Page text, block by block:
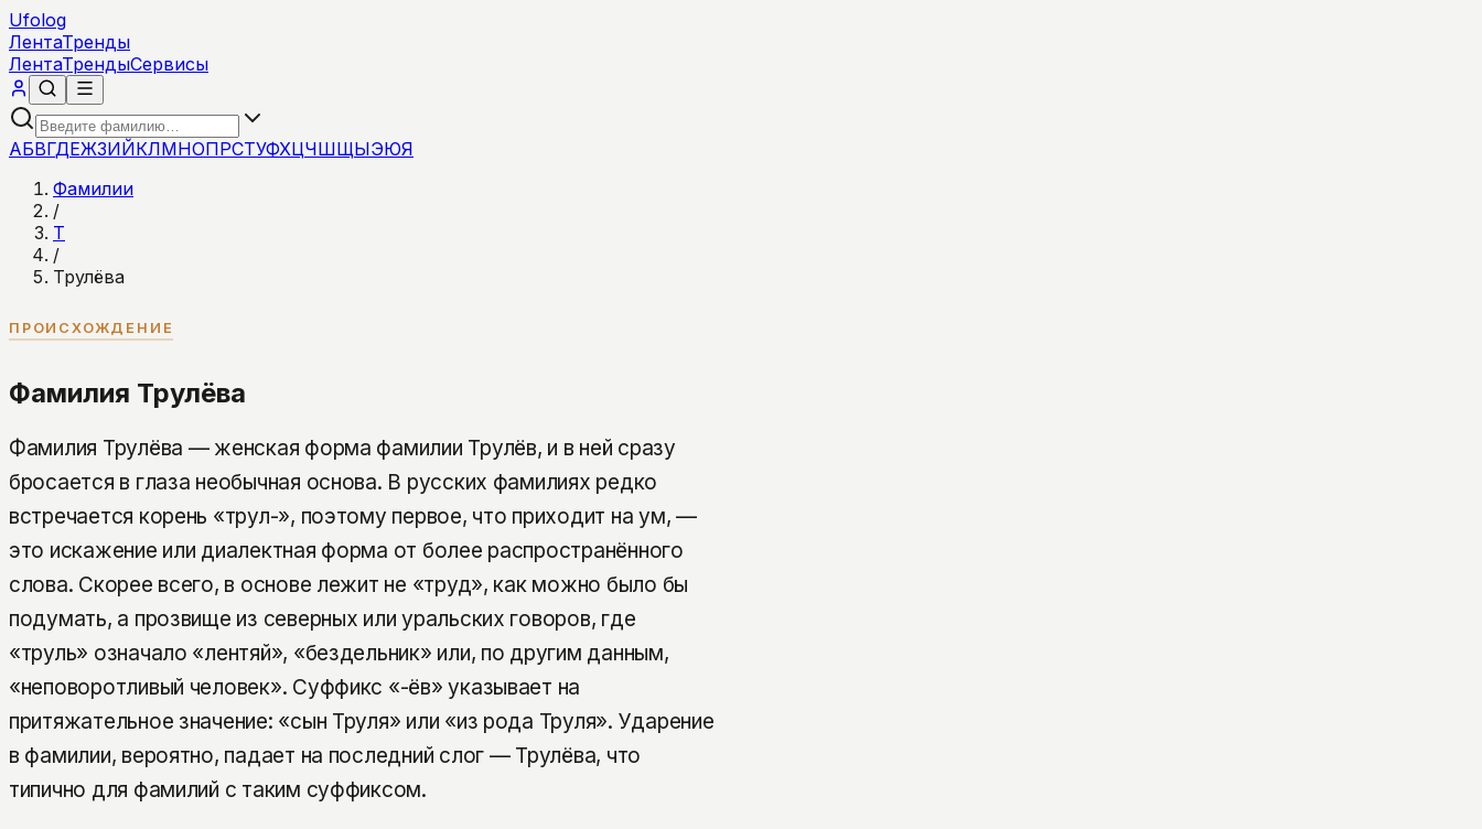
Ufolog
ЛентаТренды
ЛентаТрендыСервисы
АБВГДЕЖЗИЙКЛМНОПРСТУФХЦЧШЩЫЭЮЯ
Фамилии
/
Т
/
Трулёва
ПРОИСХОЖДЕНИЕ
Фамилия Трулёва
Фамилия Трулёва — женская форма фамилии Трулёв, и в ней сразу
бросается в глаза необычная основа. В русских фамилиях редко
встречается корень «трул-», поэтому первое, что приходит на ум, —
это искажение или диалектная форма от более распространённого
слова. Скорее всего, в основе лежит не «труд», как можно было бы
подумать, а прозвище из северных или уральских говоров, где
«труль» означало «лентяй», «бездельник» или, по другим данным,
«неповоротливый человек». Суффикс «-ёв» указывает на
притяжательное значение: «сын Труля» или «из рода Труля». Ударение
в фамилии, вероятно, падает на последний слог — Трулёва, что
типично для фамилий с таким суффиксом.